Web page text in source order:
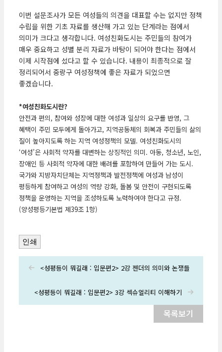
이번 설문조사가 모든 여성들의 의견을 대표할 수는 없지만 정책
수립을 위한 기초 자료를 생산해 가고 있는 단계라는 점에서
의미가 크다고 생각합니다. 여성친화도시는 주민들의 참여가
매우 중요하고 성별 분리 자료가 바탕이 되어야 한다는 점에서
이제 시작점에 섰다고 할 수 있습니다. 내용이 최종적으로 잘
정리되어서 중랑구 여성정책에 좋은 자료가 되었으면
좋겠습니다.
*여성친화도시란?
안전과 편의, 참여와 성장에 대한 여성과 일상의 요구를 반영, 그
혜택이 주민 모두에게 돌아가고, 지역공동체의 회복과 주민들의 삶의
질이 높아지도록 하는 지역 여성정책의 모델. 여성친화도시의
‘여성’은 사회적 약자를 대변하는 상징적인 의미. 아동, 청소년, 노인,
장애인 등 사회적 약자에 대한 배려를 포함하여 만들어 가는 도시.
국가와 지방자치단체는 지역정책과 발전정책에 여성과 남성이
평등하게 참여하고 여성의 역량 강화, 돌봄 및 안전이 구현되도록
정책을 운영하는 지역을 조성하도록 노력하여야 한다고 규정.
(양성평등기본법 제39조 1항)
인쇄
<성평등이 뭐길래 : 입문편2> 2강 젠더의 의미와 논쟁들
<성평등이 뭐길래 : 입문편2> 3강 섹슈얼리티 이해하기
목록보기